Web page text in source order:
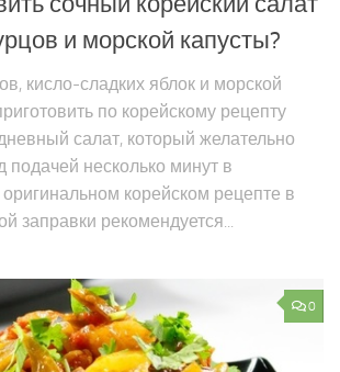
и морской капусты?
кисло-сладких яблок и морской
по корейскому рецепту
салат, который желательно
подачей несколько минут в
корейском рецепте в
заправки рекомендуется...
0